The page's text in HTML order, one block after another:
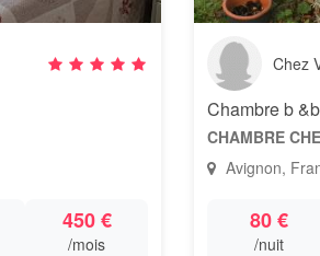
450 €
/mois
Chez
Chambre b
CHAMBRE
Avignon,
80 €
/nuit